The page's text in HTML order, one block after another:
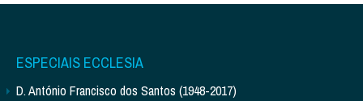
ESPECIAIS ECCLESIA
D. António Francisco dos Santos (1948-2017)